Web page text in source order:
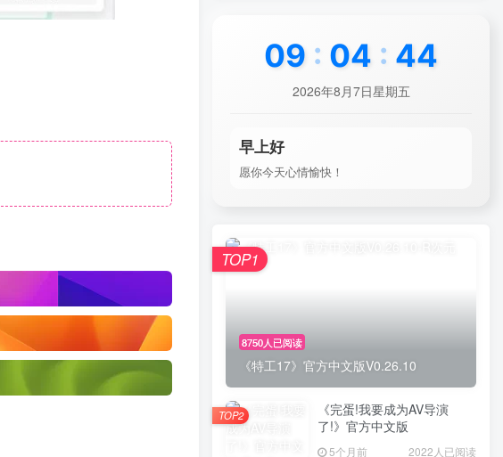
09 : 04 : 45
2026年8月7日星期五
早上好
愿你今天心情愉快！
8750人已阅读
《特工17》官方中文版V0.26.10
TOP1
《完蛋!我要成为AV导演
了!》官方中文版
5个月前 2022人已阅读
TOP2